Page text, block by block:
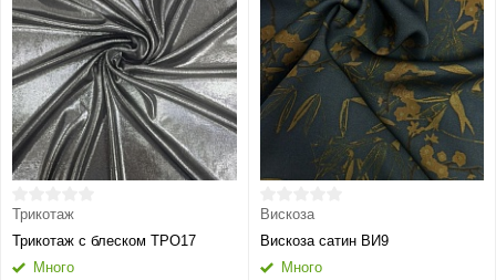
Трикотаж
Трикотаж с блеском ТРО17
Много
Вискоза
Вискоза сатин ВИ9
Много